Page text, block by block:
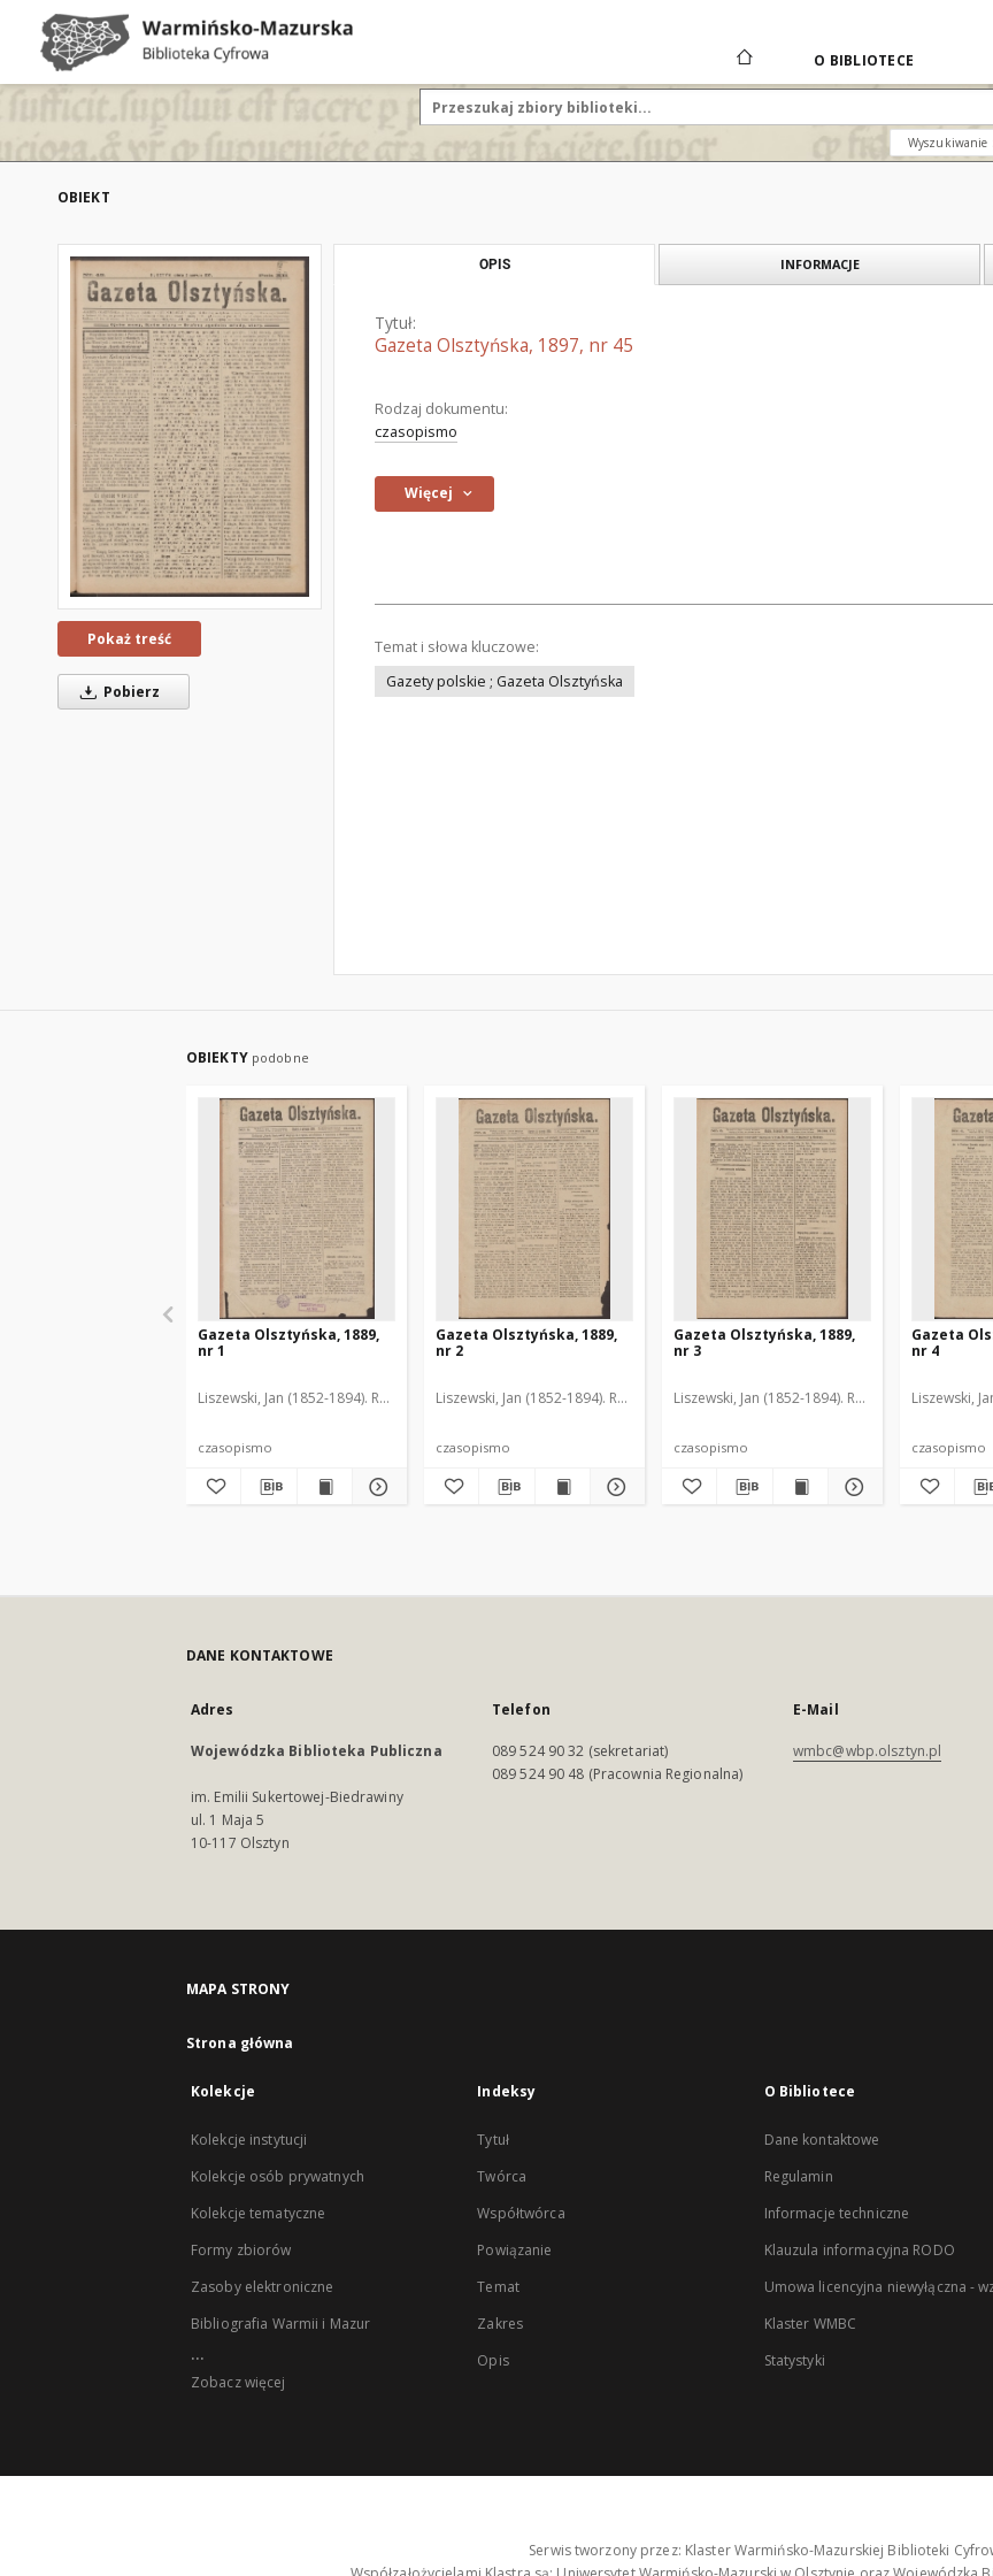
O BIBLIOTECE
Wyszukiwanie
OBIEKT
Pokaż treść
Pobierz
OPIS INFORMACJE
Tytuł:
Gazeta Olsztyńska, 1897, nr 45
Rodzaj dokumentu:
czasopismo
Więcej
Temat i słowa kluczowe:
Gazety polskie ; Gazeta Olsztyńska
OBIEKTY podobne
Gazeta Olsztyńska, 1889,
nr 1
Liszewski, Jan (1852-1894). Red.
czasopismo
Gazeta Olsztyńska, 1889,
nr 2
Liszewski, Jan (1852-1894). Red.
czasopismo
Gazeta Olsztyńska, 1889,
nr 3
Liszewski, Jan (1852-1894). Red.
czasopismo
Gazeta
nr 4
Liszewski,
czasopismo
DANE KONTAKTOWE
Adres
Wojewódzka Biblioteka Publiczna
im. Emilii Sukertowej-Biedrawiny
ul. 1 Maja 5
10-117 Olsztyn
Telefon
089 524 90 32 (sekretariat)
089 524 90 48 (Pracownia Regionalna)
E-Mail
wmbc@wbp.olsztyn.pl
MAPA STRONY
Strona główna
Kolekcje
Kolekcje instytucji
Kolekcje osób prywatnych
Kolekcje tematyczne
Formy zbiorów
Zasoby elektroniczne
Bibliografia Warmii i Mazur
...
Zobacz więcej
Indeksy
Tytuł
Twórca
Współtwórca
Powiązanie
Temat
Zakres
Opis
O Bibliotece
Dane kontaktowe
Regulamin
Informacje techniczne
Klauzula informacyjna RODO
Umowa licencyjna niewyłączna -
Klaster WMBC
Statystyki
Serwis tworzony przez: Klaster Warmińsko-Mazurskiej Biblioteki